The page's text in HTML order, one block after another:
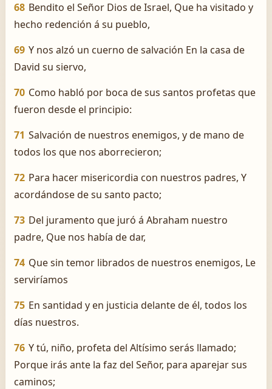
68 Bendito el Señor Dios de Israel, Que ha visitado y
hecho redención á su pueblo,
69 Y nos alzó un cuerno de salvación En la casa de
David su siervo,
70 Como habló por boca de sus santos profetas que
fueron desde el principio:
71 Salvación de nuestros enemigos, y de mano de
todos los que nos aborrecieron;
72 Para hacer misericordia con nuestros padres, Y
acordándose de su santo pacto;
73 Del juramento que juró á Abraham nuestro
padre, Que nos había de dar,
74 Que sin temor librados de nuestros enemigos, Le
serviríamos
75 En santidad y en justicia delante de él, todos los
días nuestros.
76 Y tú, niño, profeta del Altísimo serás llamado;
Porque irás ante la faz del Señor, para aparejar sus
caminos;